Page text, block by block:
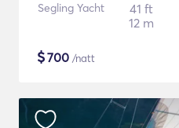
Segling Yacht
41 ft
12 m
$700 /natt